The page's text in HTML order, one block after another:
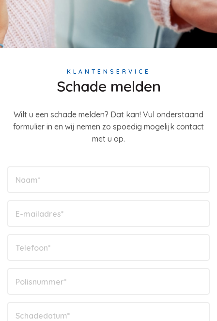
Schade melden
KLANTENSERVICE
Wilt u een schade melden? Dat kan! Vul onderstaand
formulier in en wij nemen zo spoedig mogelijk contact
met u op.